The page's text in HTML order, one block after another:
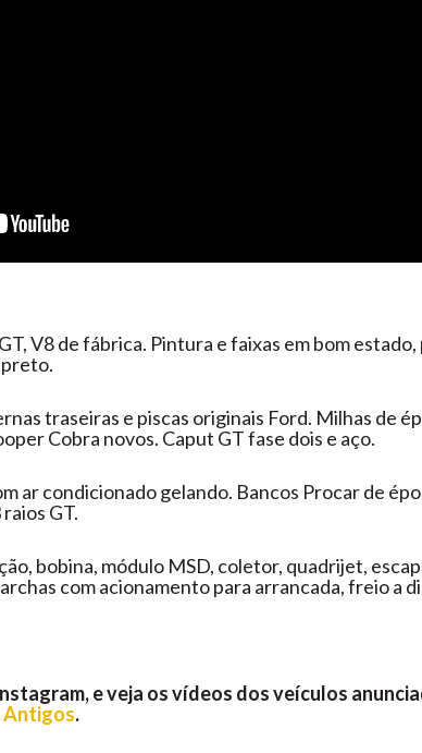
V8 de fábrica. Pintura e faixas em bom
traseiras e piscas originais Ford. Milhas de
Cobra novos. Caput GT fase dois e aço.
ar condicionado gelando. Bancos Procar de
GT.
bobina, módulo MSD, coletor, quadrijet,
com acionamento para arrancada, freio a
, e veja os vídeos dos veículos
Antigos.